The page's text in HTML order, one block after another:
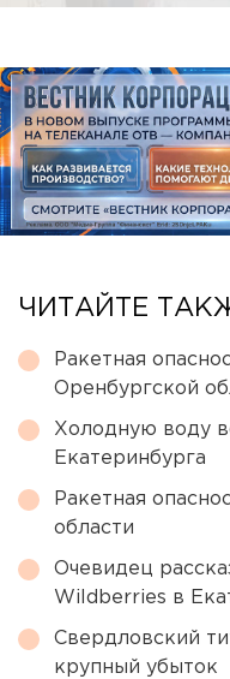
ЧИТАЙТЕ
Ракетная
Оренбургской
Холодную воду
Екатеринбурга
Ракетная
области
Очевидец
Wildberries в
Свердловский
крупный убыток